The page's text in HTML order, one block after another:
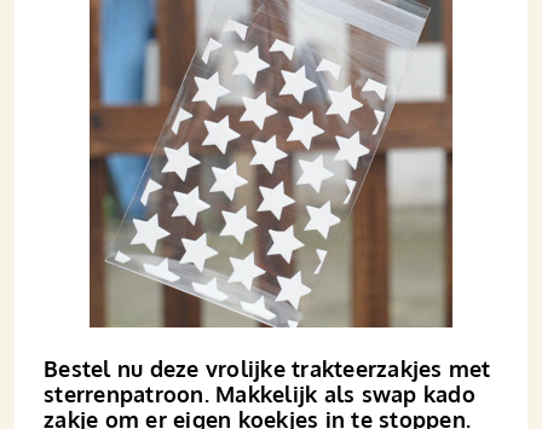
Bestel nu deze vrolijke trakteerzakjes met
sterrenpatroon. Makkelijk als swap kado
zakje om er eigen koekjes in te stoppen.